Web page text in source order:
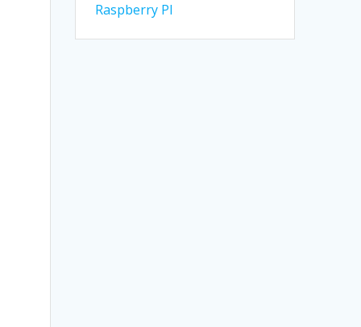
Raspberry PI